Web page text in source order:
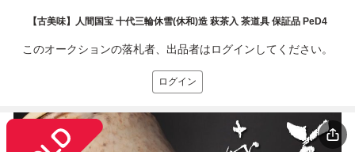
【古美味】人間国宝 十代三輪休雪(休和)造 萩茶入 茶道具 保証品 PeD4
このオークションの落札者、出品者はログインしてください。
ログイン